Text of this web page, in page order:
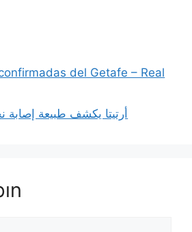
del Getafe – Real
أرتيتا يكشف طبيعة إصابة